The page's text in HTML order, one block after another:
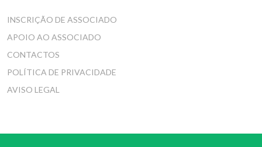
INSCRIÇÃO DE ASSOCIADO
APOIO AO ASSOCIADO
CONTACTOS
POLÍTICA DE PRIVACIDADE
AVISO LEGAL